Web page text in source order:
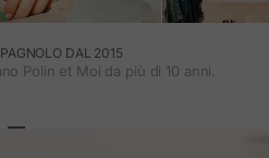
DAL 2015
Polin et Moi da più di 10 anni.